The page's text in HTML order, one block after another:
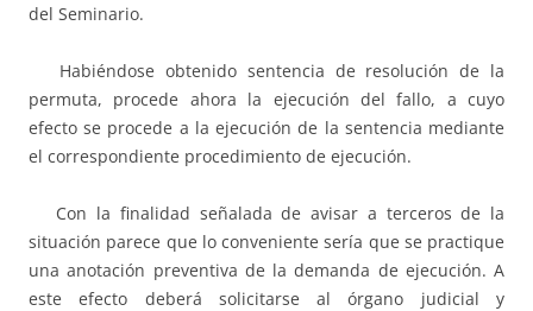
del Seminario.
Habiéndose obtenido sentencia de resolución de la
permuta, procede ahora la ejecución del fallo, a cuyo
efecto se procede a la ejecución de la sentencia mediante
el correspondiente procedimiento de ejecución.
Con la finalidad señalada de avisar a terceros de la
situación parece que lo conveniente sería que se practique
una anotación preventiva de la demanda de ejecución. A
este efecto deberá solicitarse al órgano judicial y